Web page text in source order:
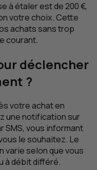
à étaler est de 200 €,
votre choix. Cette
achats sans trop
courant.
déclencher
?
votre achat en
une notification sur
SMS, vous informant
le souhaitez. Le
varie selon que vous
à débit différé.